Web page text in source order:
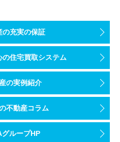
の充実の保証
住宅買取システム
の実例紹介
不動産コラム
グループHP